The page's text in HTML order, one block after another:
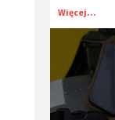
Więcej...